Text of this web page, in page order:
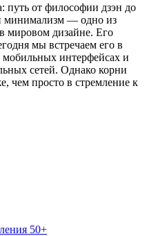
путь от философии дзэн до
минимализм — одно из
мировом дизайне. Его
мы встречаем его в
мобильных интерфейсах и
сетей. Однако корни
чем просто в стремление к
50+